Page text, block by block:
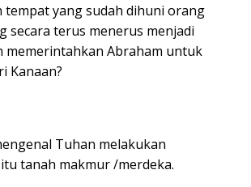
yang sudah dihuni orang
secara terus menerus menjadi
memerintahkan Abraham untuk
Kanaan?
Tuhan melakukan
tanah makmur /merdeka.